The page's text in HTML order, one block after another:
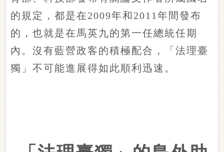
的規定，都是在2009年和2011年間發布
的，也就是在馬英九的第一任總統任期
內。沒有藍營政客的積極配合，「法理臺
獨」不可能進展得如此順利迅速。